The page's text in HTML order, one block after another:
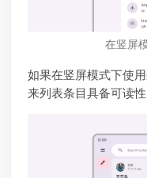
在竖屏
如果在竖屏模式下使
来列表条目具备可读性